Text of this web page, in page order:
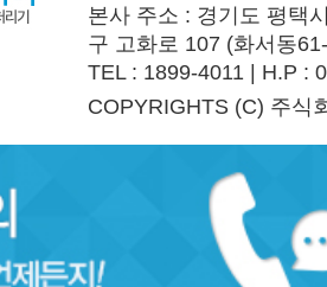
본사 주소 : 경기도 평택
구 고화로 107 (화서동
TEL : 1899-4011 | H.P :
COPYRIGHTS (C) 주식